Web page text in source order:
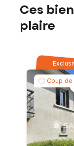
Ces
plaire
Coup